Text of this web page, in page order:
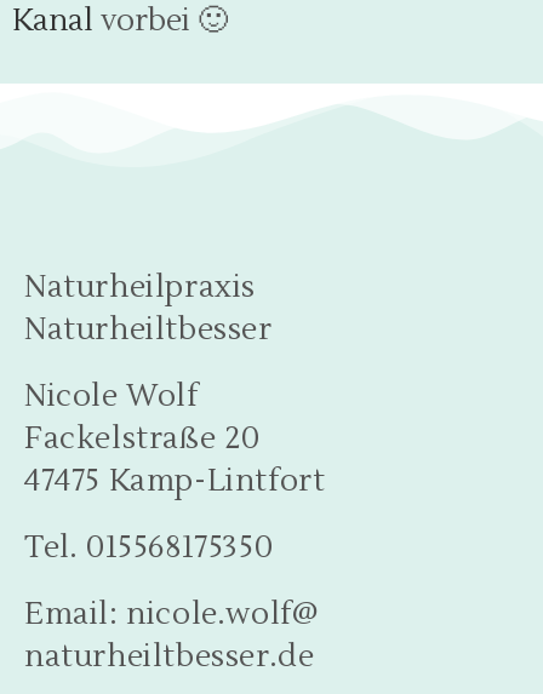
Kanal vorbei 🙂
Naturheilpraxis
Naturheiltbesser
Nicole Wolf
Fackelstraße 20
47475 Kamp-Lintfort
Tel. 015568175350
Email: nicole.wolf@
naturheiltbesser.de